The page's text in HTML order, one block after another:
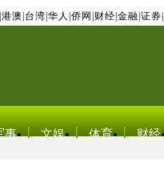
港澳 台湾 华人 侨网 财经 金融 证券
事 文娱 体育 财经